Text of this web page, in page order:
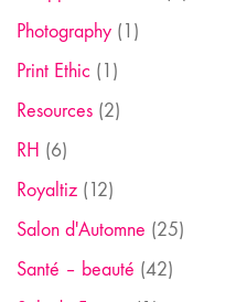
Photography (1)
Print Ethic (1)
Resources (2)
RH (6)
Royaltiz (12)
Salon d'Automne (25)
Santé – beauté (42)